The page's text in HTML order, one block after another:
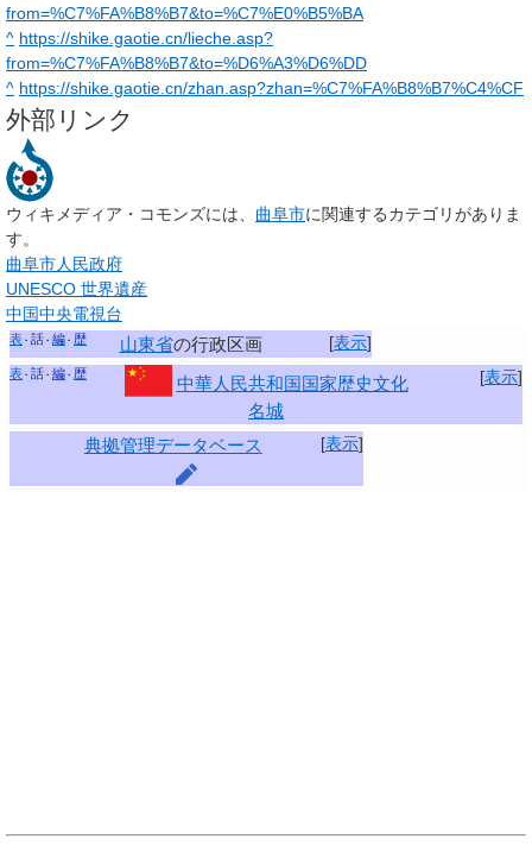
from=%C7%FA%B8%B7&to=%C7%E0%B5%BA
^ https://shike.gaotie.cn/lieche.asp?
from=%C7%FA%B8%B7&to=%D6%A3%D6%DD
^ https://shike.gaotie.cn/zhan.asp?zhan=%C7%FA%B8%B7%C4%CF
外部リンク
ウィキメディア・コモンズには、 曲阜市に関連するカテゴリがありま
す。
曲阜市人民政府
UNESCO 世界遺産
中国中央電視台
[表示]
表 話 編 歴 山東省の行政区画
[表示]
表 話 編 歴
中華人民共和国国家歴史文化
名城
[表示]
典拠管理データベース